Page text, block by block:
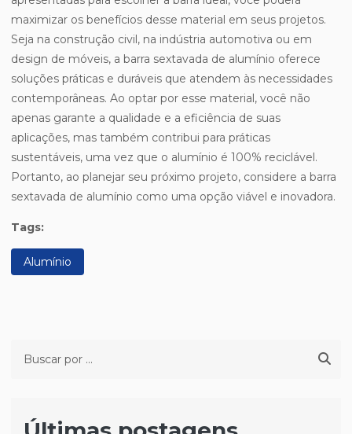
maximizar os benefícios desse material em seus projetos.
Seja na construção civil, na indústria automotiva ou em
design de móveis, a barra sextavada de alumínio oferece
soluções práticas e duráveis que atendem às necessidades
contemporâneas. Ao optar por esse material, você não
apenas garante a qualidade e a eficiência de suas
aplicações, mas também contribui para práticas
sustentáveis, uma vez que o alumínio é 100% reciclável.
Portanto, ao planejar seu próximo projeto, considere a barra
sextavada de alumínio como uma opção viável e inovadora.
Tags:
Alumínio